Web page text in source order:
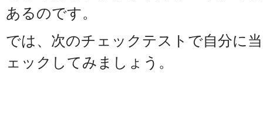
あるのです。
では、次のチェックテストで自分に
ェックしてみましょう。